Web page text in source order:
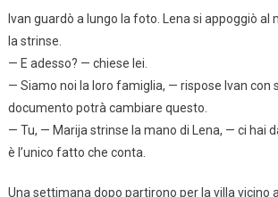
Ivan guardò a lungo la foto. Lena si appoggiò al
la strinse.
— E adesso? — chiese lei.
— Siamo noi la loro famiglia, — rispose Ivan con
documento potrà cambiare questo.
— Tu, — Marija strinse la mano di Lena, — ci hai
è l’unico fatto che conta.
Una settimana dopo partirono per la villa vicino